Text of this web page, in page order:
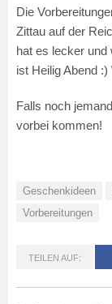
Die
Zittau auf der
hat es lecker und
ist Heilig Abend
Falls noch
vorbei kommen!
Geschenkideen
Vorbereitungen
TEILEN AUF: